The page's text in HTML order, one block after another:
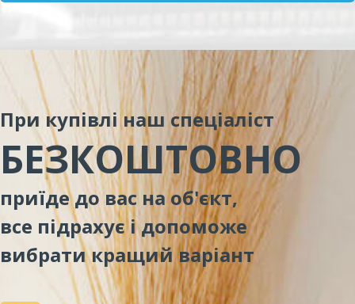
При купівлі наш спеціаліст
БЕЗКОШТОВНО
приїде до вас на об'єкт,
все підрахує і допоможе
вибрати кращий варіант